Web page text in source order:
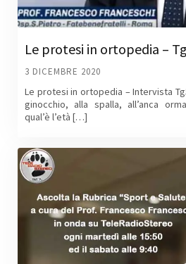
Le protesi in ortopedia –
3 DICEMBRE 2020
Le protesi in ortopedia – Intervista
ginocchio, alla spalla, all’anca
qual’è l’età […]